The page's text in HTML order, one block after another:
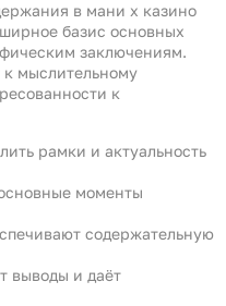
в мани х казино
базис основных
заключениям.
мыслительному
к
рамки и актуальность
моменты
содержательную
выводы и даёт